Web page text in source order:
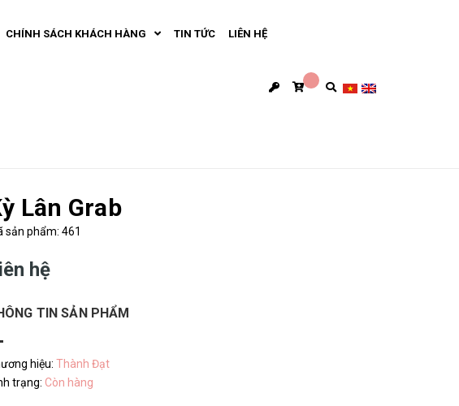
CHÍNH SÁCH KHÁCH HÀNG TIN TỨC LIÊN HỆ
Lân Grab
sản phẩm: 461
hệ
TIN SẢN PHẨM
hiệu: Thành Đạt
trạng: Còn hàng